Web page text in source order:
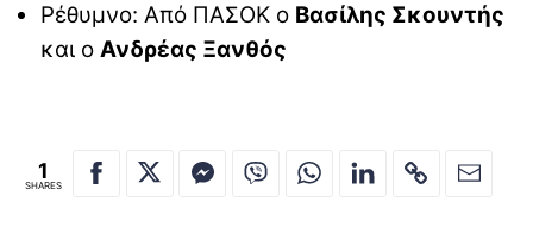
Ρέθυμνο: Από ΠΑΣΟΚ ο Βασίλης Σκουντής
και ο Ανδρέας Ξανθός
1
SHARES